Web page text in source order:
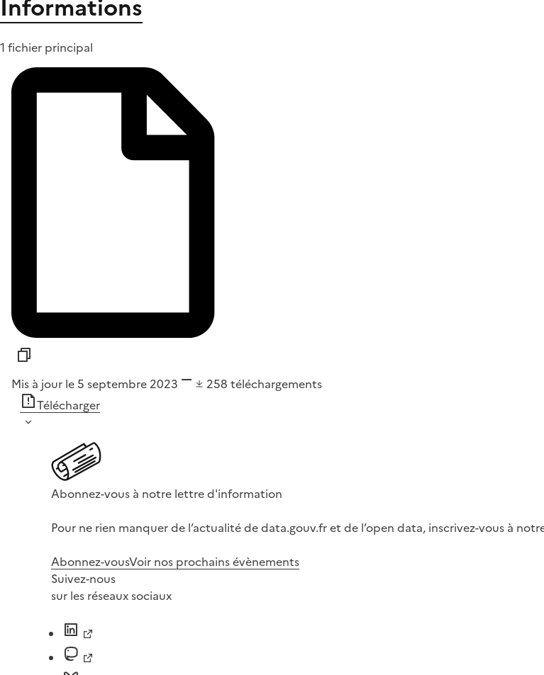
Informations
1 fichier principal
Mis à jour le 5 septembre 2023 258 téléchargements
Télécharger
Abonnez-vous à notre lettre d'information
Pour ne rien manquer de l’actualité de data.gouv.fr et de l’open data, inscrivez-vous à
Abonnez-vousVoir nos prochains évènements
Suivez-nous
sur les réseaux sociaux